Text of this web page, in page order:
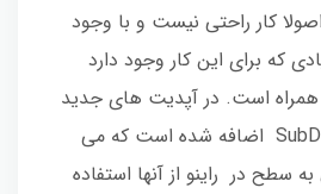
کار راحتی نیست و با وجود
که برای این کار وجود دارد
همراه است. در آپدیت های جدید
راینو 7 بخشی به نام SubD اضافه شده است که می
سطح در راینو از آنها استفاده